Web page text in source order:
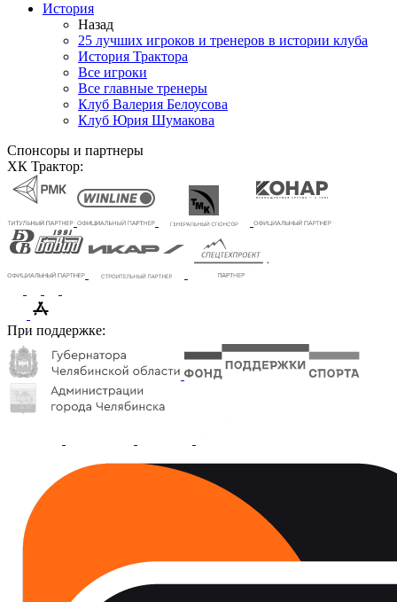
История
Назад
25 лучших игроков и тренеров в истории клуба
История Трактора
Все игроки
Все главные тренеры
Клуб Валерия Белоусова
Клуб Юрия Шумакова
Спонсоры и партнеры
ХК Трактор:
При поддержке: